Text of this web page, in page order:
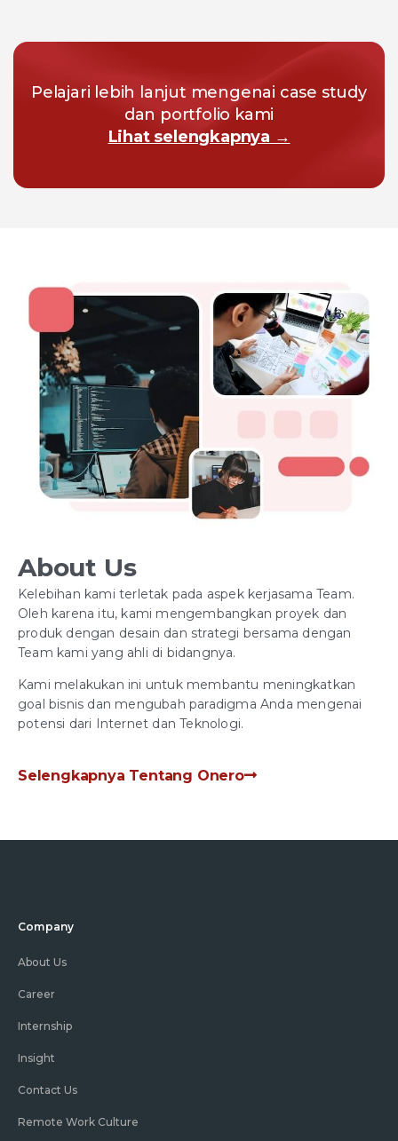
Pelajari lebih lanjut mengenai case study
dan portfolio kami
Lihat selengkapnya →
About Us
Kelebihan kami terletak pada aspek kerjasama Team.
Oleh karena itu, kami mengembangkan proyek dan
produk dengan desain dan strategi bersama dengan
Team kami yang ahli di bidangnya.
Kami melakukan ini untuk membantu meningkatkan
goal bisnis dan mengubah paradigma Anda mengenai
potensi dari Internet dan Teknologi.
Selengkapnya Tentang Onero
Company
About Us
Career
Internship
Insight
Contact Us
Remote Work Culture